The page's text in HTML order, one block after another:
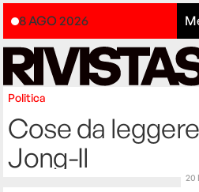
8 AGO 2026
Politica
Cose da
Jong-Il
20